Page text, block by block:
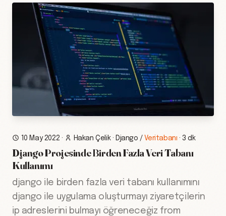
10 May 2022 · Hakan Çelik· Django / Veritabanı · 3 dk
Django Projesinde Birden Fazla Veri Tabanı
Kullanımı
django ile birden fazla veri tabanı kullanımını
django ile uygulama oluşturmayı ziyaretçilerin
ip adreslerini bulmayı öğreneceğiz from